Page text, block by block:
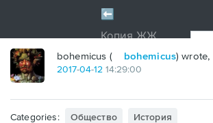
bohemicus ( bohemicus) wrote,
2017-04-12 14:29:00
Categories: Общество История